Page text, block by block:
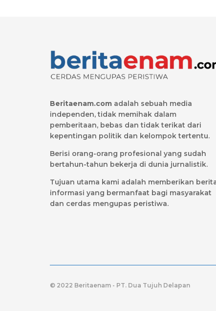
Beritaenam.com adalah sebuah media
independen, tidak memihak dalam
pemberitaan, bebas dan tidak terikat dari
kepentingan politik dan kelompok tertentu.
Berisi orang-orang profesional yang sudah
bertahun-tahun bekerja di dunia jurnalistik.
Tujuan utama kami adalah memberikan
informasi yang bermanfaat bagi masyarakat
dan cerdas mengupas peristiwa.
© 2022 Beritaenam - PT. Dua Tujuh Delapan